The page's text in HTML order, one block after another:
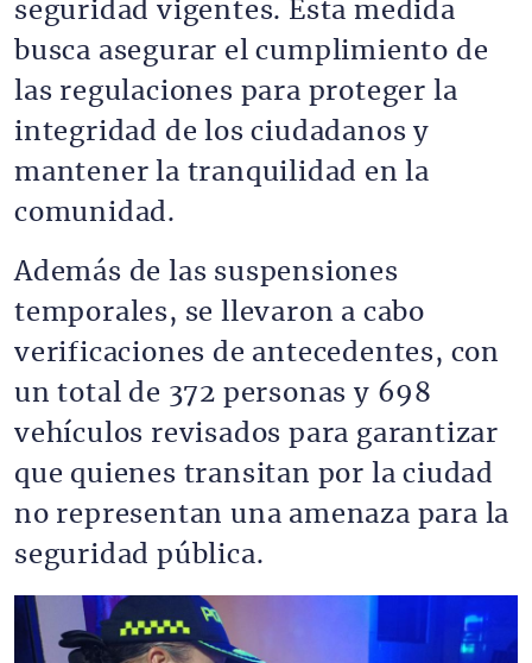
seguridad vigentes. Esta medida
busca asegurar el cumplimiento de
las regulaciones para proteger la
integridad de los ciudadanos y
mantener la tranquilidad en la
comunidad.
Además de las suspensiones
temporales, se llevaron a cabo
verificaciones de antecedentes, con
un total de 372 personas y 698
vehículos revisados ​​para garantizar
que quienes transitan por la ciudad
no representan una amenaza para la
seguridad pública.
Imagen